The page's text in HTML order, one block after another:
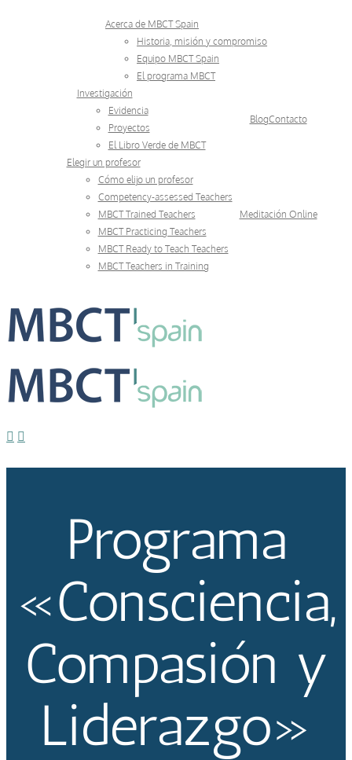
Acerca de MBCT Spain
Historia, misión y compromiso
Equipo MBCT Spain
El programa MBCT
Investigación
Evidencia
Proyectos
El Libro Verde de MBCT
BlogContacto
Elegir un profesor
Cómo elijo un profesor
Competency-assessed Teachers
MBCT Trained Teachers
MBCT Practicing Teachers
MBCT Ready to Teach Teachers
MBCT Teachers in Training
Meditación Online
Programa
«Consciencia,
Compasión y
Liderazgo»